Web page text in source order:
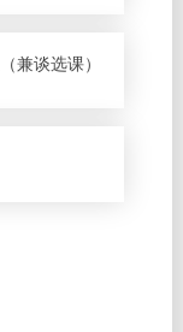
兼谈选课）